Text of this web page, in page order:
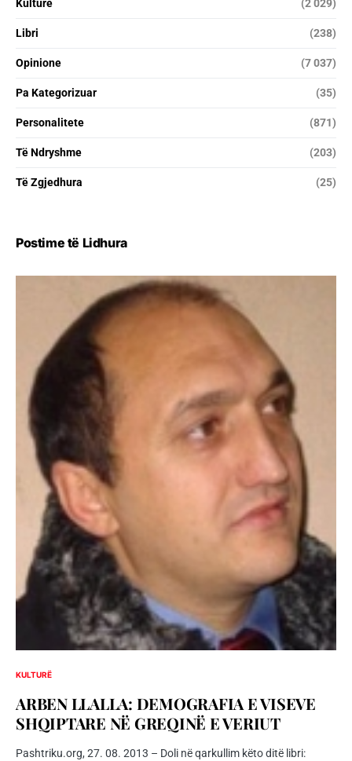
Kulturë (2 029)
Libri (238)
Opinione (7 037)
Pa Kategorizuar (35)
Personalitete (871)
Të Ndryshme (203)
Të Zgjedhura (25)
Postime të Lidhura
KULTURË
ARBEN LLALLA: DEMOGRAFIA E VISEVE
SHQIPTARE NË GREQINË E VERIUT
Pashtriku.org, 27. 08. 2013 – Doli në qarkullim këto ditë libri: